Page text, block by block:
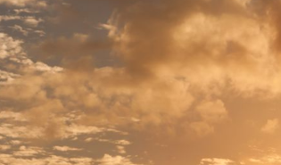
<<Puoi trovare molte persone che impartiscono ottimi
che li seguono. Superati i trent'anni è difficile che
di Sé, col tempo diventa capriccioso e stupido,
insegnamenti preziosi.